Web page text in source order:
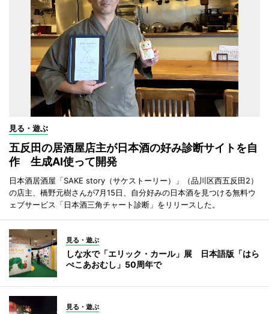
見る・遊ぶ
五反田の居酒屋店主が日本酒の好み診断サイトを自
作 生成AI使って開発
日本酒居酒屋「SAKE story（サケストーリー）」（品川区西五反田2）
の店主、橋野元樹さんが7月15日、自分好みの日本酒を見つける無料ウ
ェブサービス「日本酒三角チャート診断」をリリースした。
見る・遊ぶ
しな水で「エリック・カール」展 日本語版「はら
ぺこあおむし」50周年で
見る・遊ぶ